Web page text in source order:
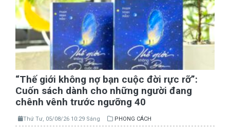
“Thế giới không nợ bạn cuộc đời rực rỡ”:
Cuốn sách dành cho những người đang
chênh vênh trước ngưỡng 40
Thứ Tư, 05/08/26 10:29 Sáng PHONG CÁCH